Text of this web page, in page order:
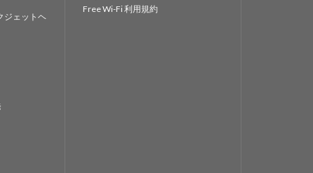
ジェットヘ
Free Wi-Fi 利用規約